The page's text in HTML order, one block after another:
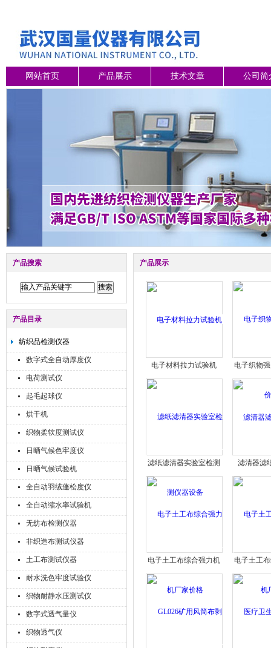
网站首页 产品展示 技术文章 公司简
产品搜索
产品目录
纺织品检测仪器
数字式全自动厚度仪
电荷测试仪
起毛起球仪
烘干机
织物柔软度测试仪
日晒气候色牢度仪
日晒气候试验机
全自动羽绒蓬松度仪
全自动缩水率试验机
无纺布检测仪器
非织造布测试仪器
土工布测试仪器
耐水洗色牢度试验仪
织物耐静水压测试仪
数字式透气量仪
织物透气仪
产品展示
电子材料拉力试验机
电子织物
滤纸滤清器实验室检测
仪器设备
滤清器滤
电子土工布综合强力机
厂家价格
电子土工